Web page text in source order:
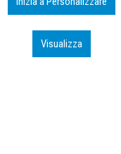
Visualizza